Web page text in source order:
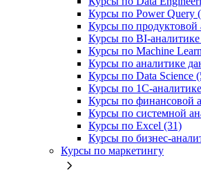
Курсы по Power Query
Курсы по продуктовой
Курсы по
Курсы по Machine
Курсы по аналитике
Курсы по Data Science
Курсы по
Курсы по финансовой
Курсы по системной
Курсы по Excel (31)
Курсы по
Курсы по маркетингу